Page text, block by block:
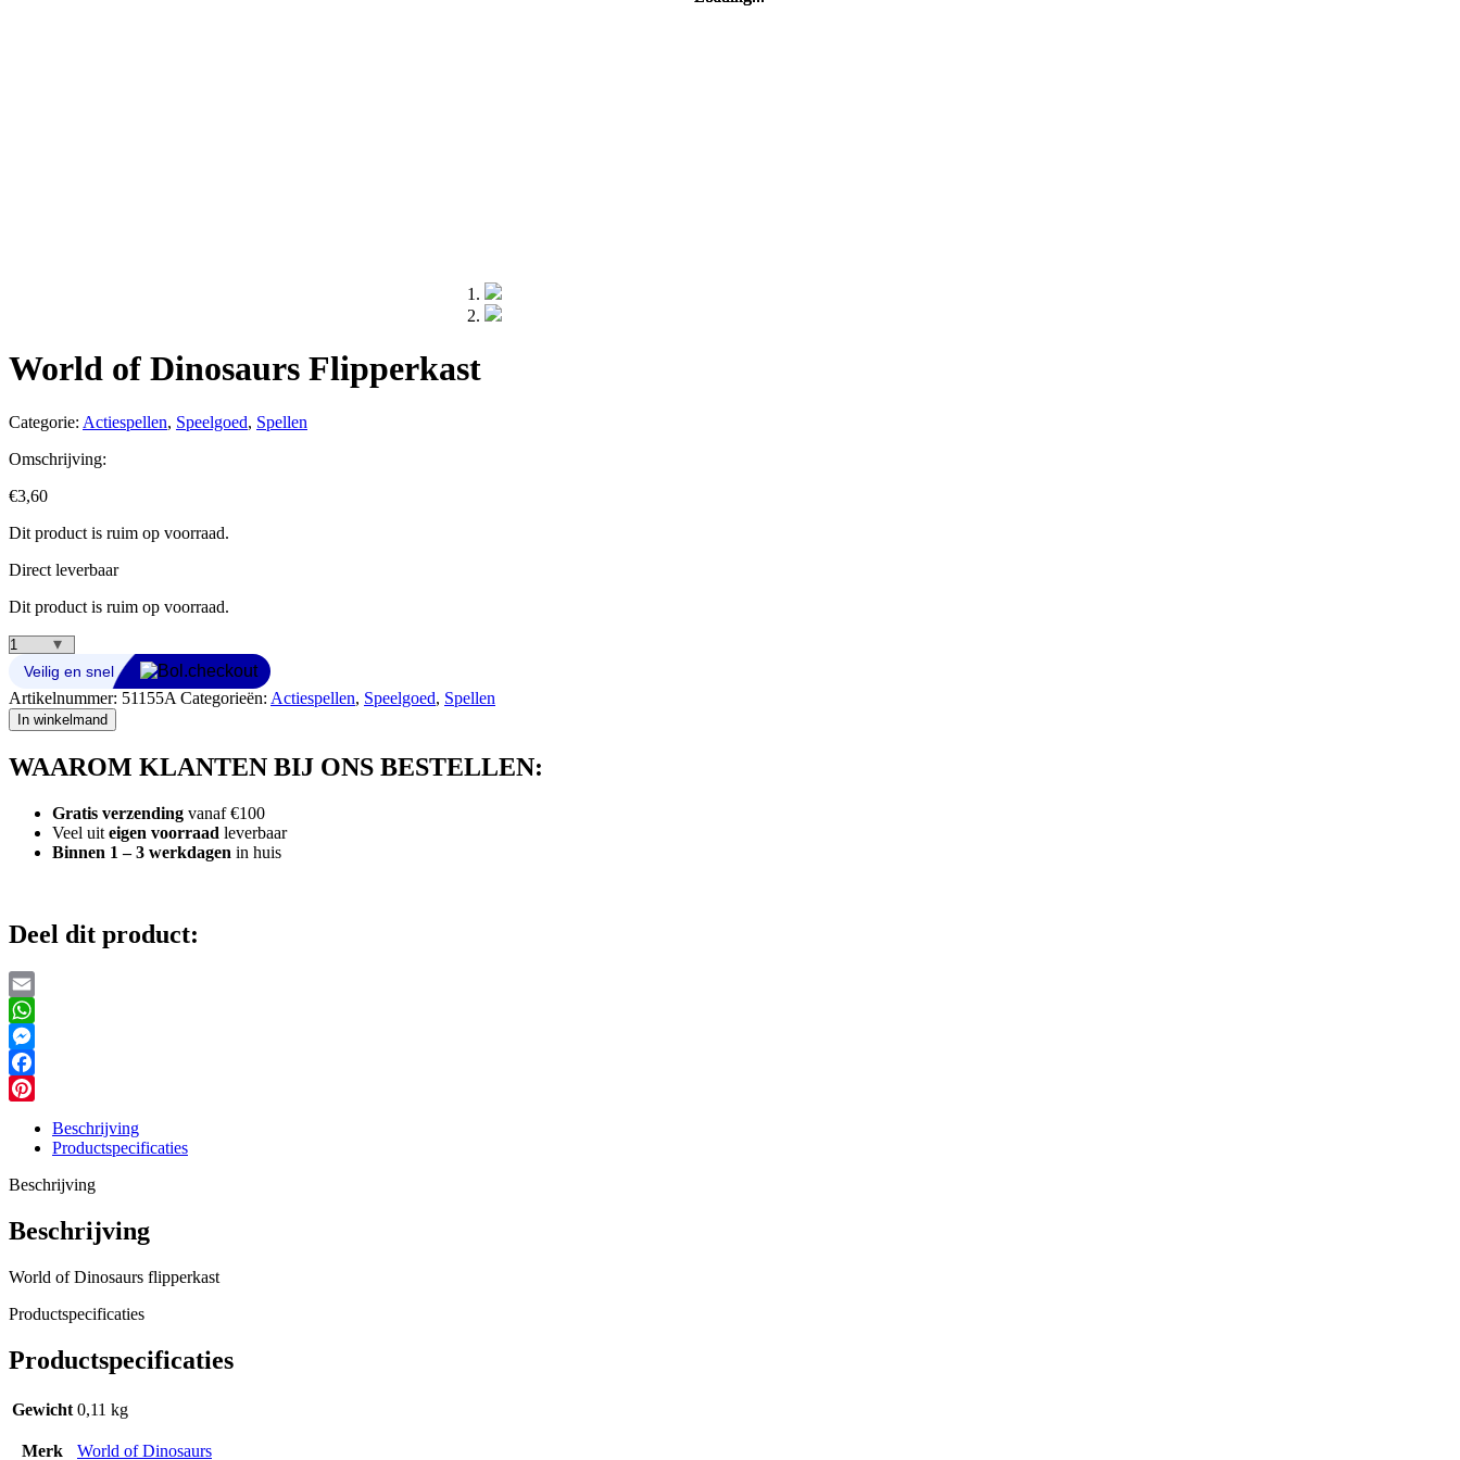
World of Dinosaurs Flipperkast
Categorie: Actiespellen, Speelgoed, Spellen
Omschrijving:
€3,60
Dit product is ruim op voorraad.
Direct leverbaar
Dit product is ruim op voorraad.
World
Dinosaurs
Flipperkast
aantal
Artikelnummer: 51155A Categorieën: Actiespellen, Speelgoed, Spellen
In winkelmand
WAAROM KLANTEN BIJ ONS BESTELLEN:
Gratis verzending vanaf €100
Veel uit eigen voorraad leverbaar
Binnen 1 – 3 werkdagen in huis
Deel dit product:
Email
WhatsApp
Messenger
Facebook
Beschrijving
Productspecificaties
Beschrijving
Beschrijving
World of Dinosaurs flipperkast
Productspecificaties
Productspecificaties
Gewicht 0,11 kg
Merk World of Dinosaurs